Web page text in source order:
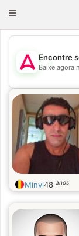
Toggle
💖
Encontre
Baixe agora
Minvi48 anos